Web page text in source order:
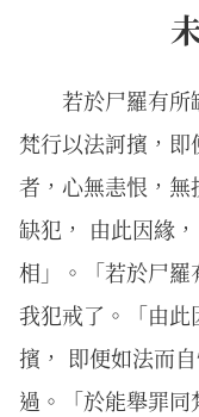
若於尸羅有
梵行以法訶擯，
者，心無恚恨，
缺犯， 由此因緣
相」。「若於尸羅
我犯戒了。「由
擯， 即便如法而
過。「於能舉罪